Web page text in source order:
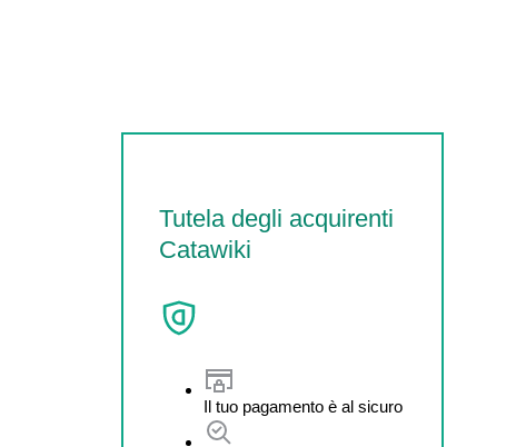
Tutela degli acquirenti
Catawiki
Il tuo pagamento è al sicuro